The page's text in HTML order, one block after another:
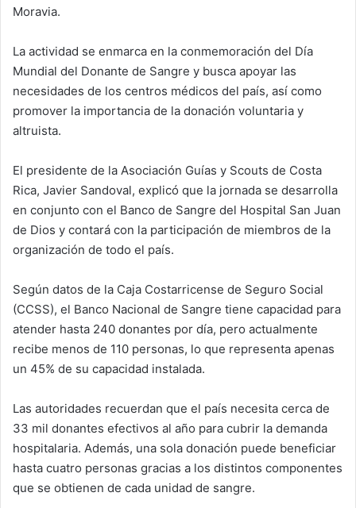
Moravia.
La actividad se enmarca en la conmemoración del Día
Mundial del Donante de Sangre y busca apoyar las
necesidades de los centros médicos del país, así como
promover la importancia de la donación voluntaria y
altruista.
El presidente de la Asociación Guías y Scouts de Costa
Rica, Javier Sandoval, explicó que la jornada se desarrolla
en conjunto con el Banco de Sangre del Hospital San Juan
de Dios y contará con la participación de miembros de la
organización de todo el país.
Según datos de la Caja Costarricense de Seguro Social
(CCSS), el Banco Nacional de Sangre tiene capacidad para
atender hasta 240 donantes por día, pero actualmente
recibe menos de 110 personas, lo que representa apenas
un 45% de su capacidad instalada.
Las autoridades recuerdan que el país necesita cerca de
33 mil donantes efectivos al año para cubrir la demanda
hospitalaria. Además, una sola donación puede beneficiar
hasta cuatro personas gracias a los distintos componentes
que se obtienen de cada unidad de sangre.